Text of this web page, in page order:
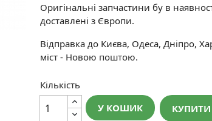
Оригінальні запчастини бу в
доставлені з Європи.
Відправка до Києва, Одеса, Дніпро,
міст - Новою поштою.
Кількість
У КОШИК
КУПИТИ